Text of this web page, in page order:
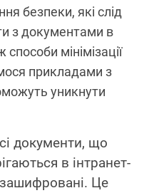
безпеки, які слід
з документами в
мінімізації
прикладами з
уникнути
документи, що
в інтранет-
зашифровані. Це